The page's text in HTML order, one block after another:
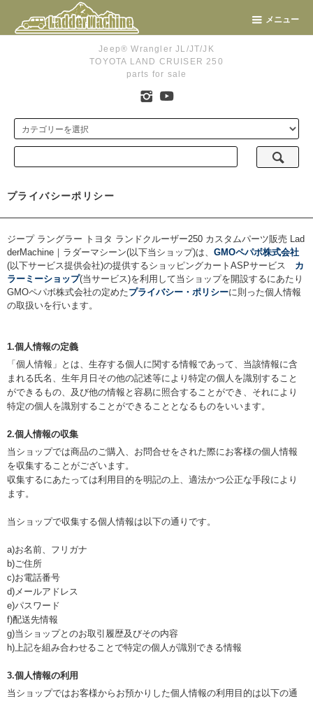
メニュー
Jeep® Wrangler JL/JT/JK
TOYOTA LAND CRUISER 250
parts for sale
プライバシーポリシー
ジープ ラングラー トヨタ ランドクルーザー250 カスタムパーツ販売 Lad
derMachine｜ラダーマシーン(以下当ショップ)は、 GMOペパボ株式会社
(以下サービス提供会社)の提供するショッピングカートASPサービス カ
ラーミーショップ(当サービス)を利用して当ショップを開設するにあたり
GMOペパボ株式会社の定めたプライバシー・ポリシーに則った個人情報
の取扱いを行います。
1.個人情報の定義
「個人情報」とは、生存する個人に関する情報であって、当該情報に含
まれる氏名、生年月日その他の記述等により特定の個人を識別すること
ができるもの、及び他の情報と容易に照合することができ、それにより
特定の個人を識別することができることとなるものをいいます。
2.個人情報の収集
当ショップでは商品のご購入、お問合せをされた際にお客様の個人情報
を収集することがございます。
収集するにあたっては利用目的を明記の上、適法かつ公正な手段により
ます。
当ショップで収集する個人情報は以下の通りです。
a)お名前、フリガナ
b)ご住所
c)お電話番号
d)メールアドレス
e)パスワード
f)配送先情報
g)当ショップとのお取引履歴及びその内容
h)上記を組み合わせることで特定の個人が識別できる情報
3.個人情報の利用
当ショップではお客様からお預かりした個人情報の利用目的は以下の通